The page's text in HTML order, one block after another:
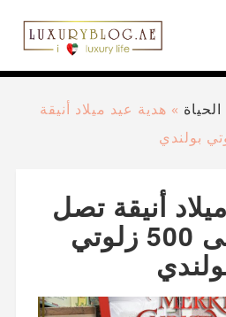
» هدية عيد ميلاد أنيقة
أنيقة تصل
قيمتها إلى 500 زلوتي